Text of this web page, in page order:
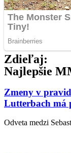
Zdieľaj:
Najlepšie
Zmeny v
Lutterbach má
Odveta medzi